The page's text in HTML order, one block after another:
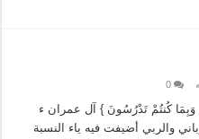
0
وَبِمَا كُنتُمْ تَدْرُسُونَ } آل عمران ء
والربي أضيفت فيه ياء النسبة